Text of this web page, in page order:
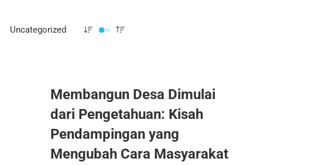
Uncategorized
Membangun Desa Dimulai
dari Pengetahuan: Kisah
Pendampingan yang
Mengubah Cara Masyarakat